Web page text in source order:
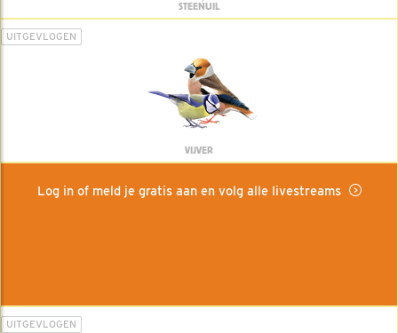
STEENUIL
UITGEVLOGEN
VIJVER
Log in of meld je gratis aan en volg alle livestreams
UITGEVLOGEN